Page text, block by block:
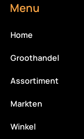
Menu
Home
Groothandel
Assortiment
Markten
Winkel